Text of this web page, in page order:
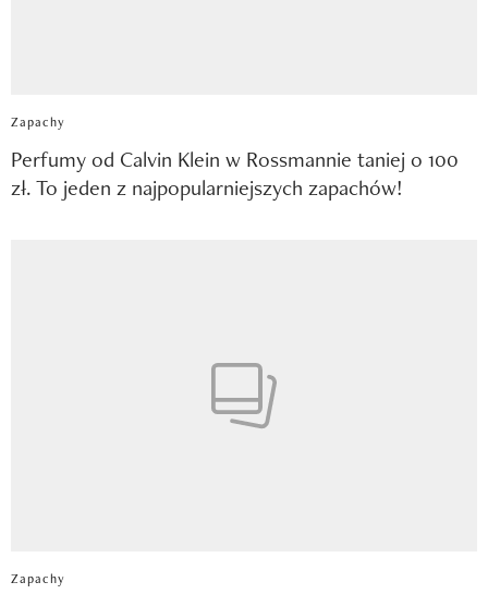
Zapachy
Perfumy od Calvin Klein w Rossmannie taniej o 100
zł. To jeden z najpopularniejszych zapachów!
Zapachy